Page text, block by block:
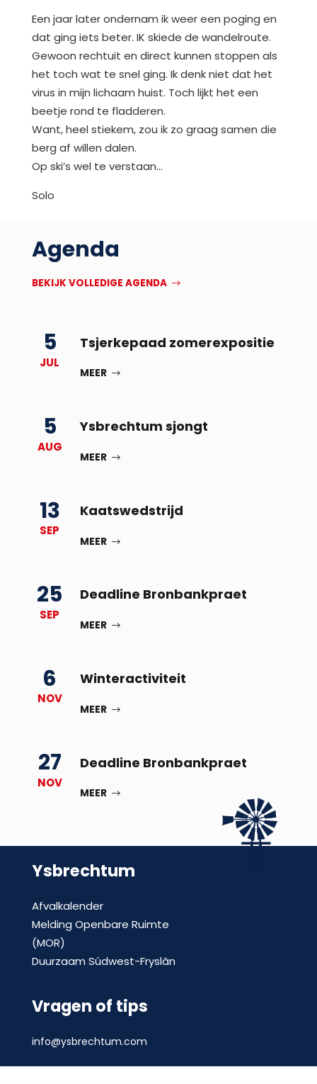
Een jaar later ondernam ik weer een poging en
dat ging iets beter. IK skiede de wandelroute.
Gewoon rechtuit en direct kunnen stoppen als
het toch wat te snel ging. Ik denk niet dat het
virus in mijn lichaam huist. Toch lijkt het een
beetje rond te fladderen.
Want, heel stiekem, zou ik zo graag samen die
berg af willen dalen.
Op ski’s wel te verstaan…
Solo
Agenda
BEKIJK VOLLEDIGE AGENDA
5
JUL
Tsjerkepaad zomerexpositie
MEER
5
AUG
Ysbrechtum sjongt
MEER
13
SEP
Kaatswedstrijd
MEER
25
SEP
Deadline Bronbankpraet
MEER
6
NOV
Winteractiviteit
MEER
27
NOV
Deadline Bronbankpraet
MEER
Ysbrechtum
Afvalkalender
Melding Openbare Ruimte
(MOR)
Duurzaam Súdwest-Fryslân
Vragen of tips
info@ysbrechtum.com